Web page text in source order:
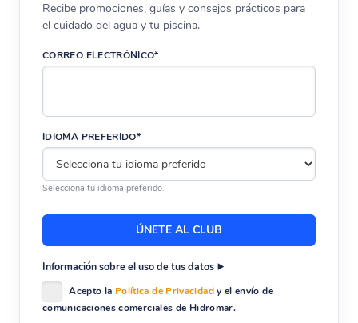
Recibe promociones, guías y consejos prácticos para
el cuidado del agua y tu piscina.
CORREO ELECTRÓNICO*
IDIOMA PREFERIDO*
Selecciona tu idioma preferido.
Información sobre el uso de tus datos
Acepto la Política de Privacidady el envío de
comunicaciones comerciales de Hidromar.